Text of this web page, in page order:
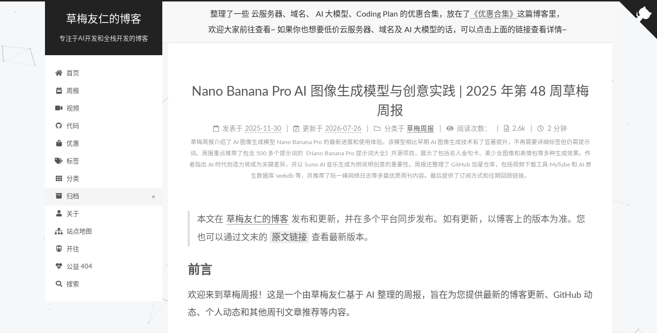
整理了一些 云服务器、域名、 AI 大模型、Coding Plan 的优惠合集，放在了 《优惠合集》 这篇博客里，
欢迎大家前往查看~ 如果你也想要低价云服务器、域名及 AI 大模型的话，可以点击上面的链接查看详情~
草梅友仁的博客
专注于AI开发和全栈开发的博客
首页
周报
视频
代码
优惠
标签
分类
归档
关于
站点地图
开往
公益 404
搜索
Nano Banana Pro AI 图像生成模型与创意实践 | 2025 年第 48 周草梅
周报
发表于 2025-11-30 更新于 2026-07-26 分类于 草梅周报 阅读次数： 2.6k 2 分钟
草梅周报介绍了 AI 图像生成模型 Nano Banana Pro 的最新进展和使用体验。该模型相比早期 AI 图像生成技术有了显著提升，不再需要详细标签但仍需提示
词。周报重点推荐了包含 500 多个提示词的《Nano Banana Pro 提示词大全》开源项目，展示了包括名人金句卡、美少女图像和表情包等多种生成效果。作
者指出 AI 时代创造力将成为关键差异，并以 Suno AI 音乐生成为例说明创意的重要性。周报还整理了 GitHub 加星仓库，包括视频下载工具 MyTube 和 AI 原
生数据库 seekdb 等，并推荐了阮一峰网络日志等多篇优质周刊内容。最后提供了订阅方式和往期回顾链接。
本文在 草梅友仁的博客 发布和更新，并在多个平台同步发布。如有更新，以博客上的版本为准。您
也可以通过文末的 原文链接 查看最新版本。
前言
欢迎来到草梅周报！这是一个由草梅友仁基于 AI 整理的周报，旨在为您提供最新的博客更新、GitHub 动
态、个人动态和其他周刊文章推荐等内容。